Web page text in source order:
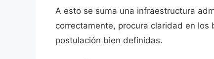
A esto se suma una infraestructura
correctamente, procura claridad en
postulación bien definidas.